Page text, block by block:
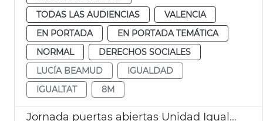
TODAS LAS AUDIENCIAS
VALENCIA
EN PORTADA
EN PORTADA TEMÁTICA
NORMAL
DERECHOS SOCIALES
LUCÍA BEAMUD
IGUALDAD
IGUALTAT
8M
Jornada puertas abiertas Unidad Igualdad Torrefiel-Orriols